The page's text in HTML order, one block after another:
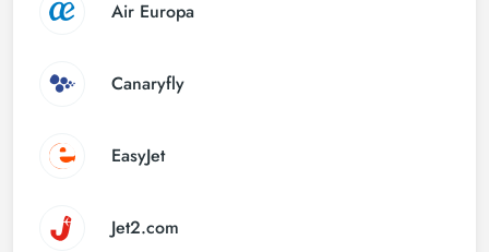
Air Europa
Canaryfly
EasyJet
Jet2.com